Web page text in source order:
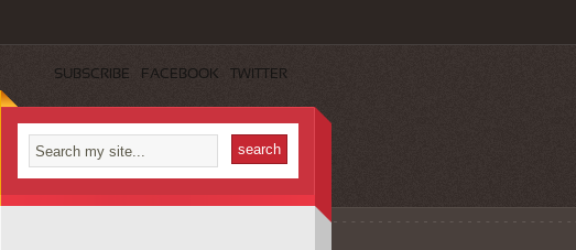
SUBSCRIBE FACEBOOK TWITTER